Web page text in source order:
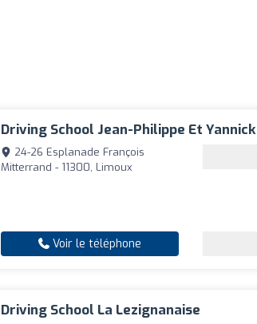
Driving School Jean-Philippe Et Yannick
24-26 Esplanade François
Mitterrand - 11300, Limoux
Voir le téléphone
Driving School La Lezignanaise